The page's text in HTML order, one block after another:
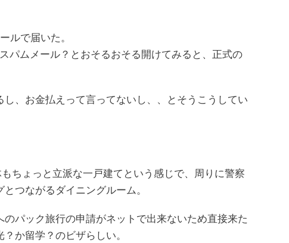
ルで届いた。
ムメール？とおそるおそる開けてみると、正式の
、お金払えって言ってないし、、とそうこうしてい
ちょっと立派な一戸建てという感じで、周りに警察
つながるダイニングルーム。
パック旅行の申請がネットで出来ないため直接来た
か留学？のビザらしい。